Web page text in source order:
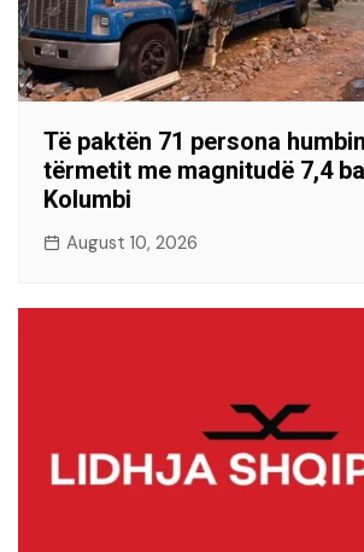
Të paktën 71 persona
tërmetit me magnitudë 7,4
Kolumbi
August 10, 2026